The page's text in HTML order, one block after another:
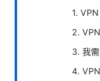
1.
2.
3. 我
4.